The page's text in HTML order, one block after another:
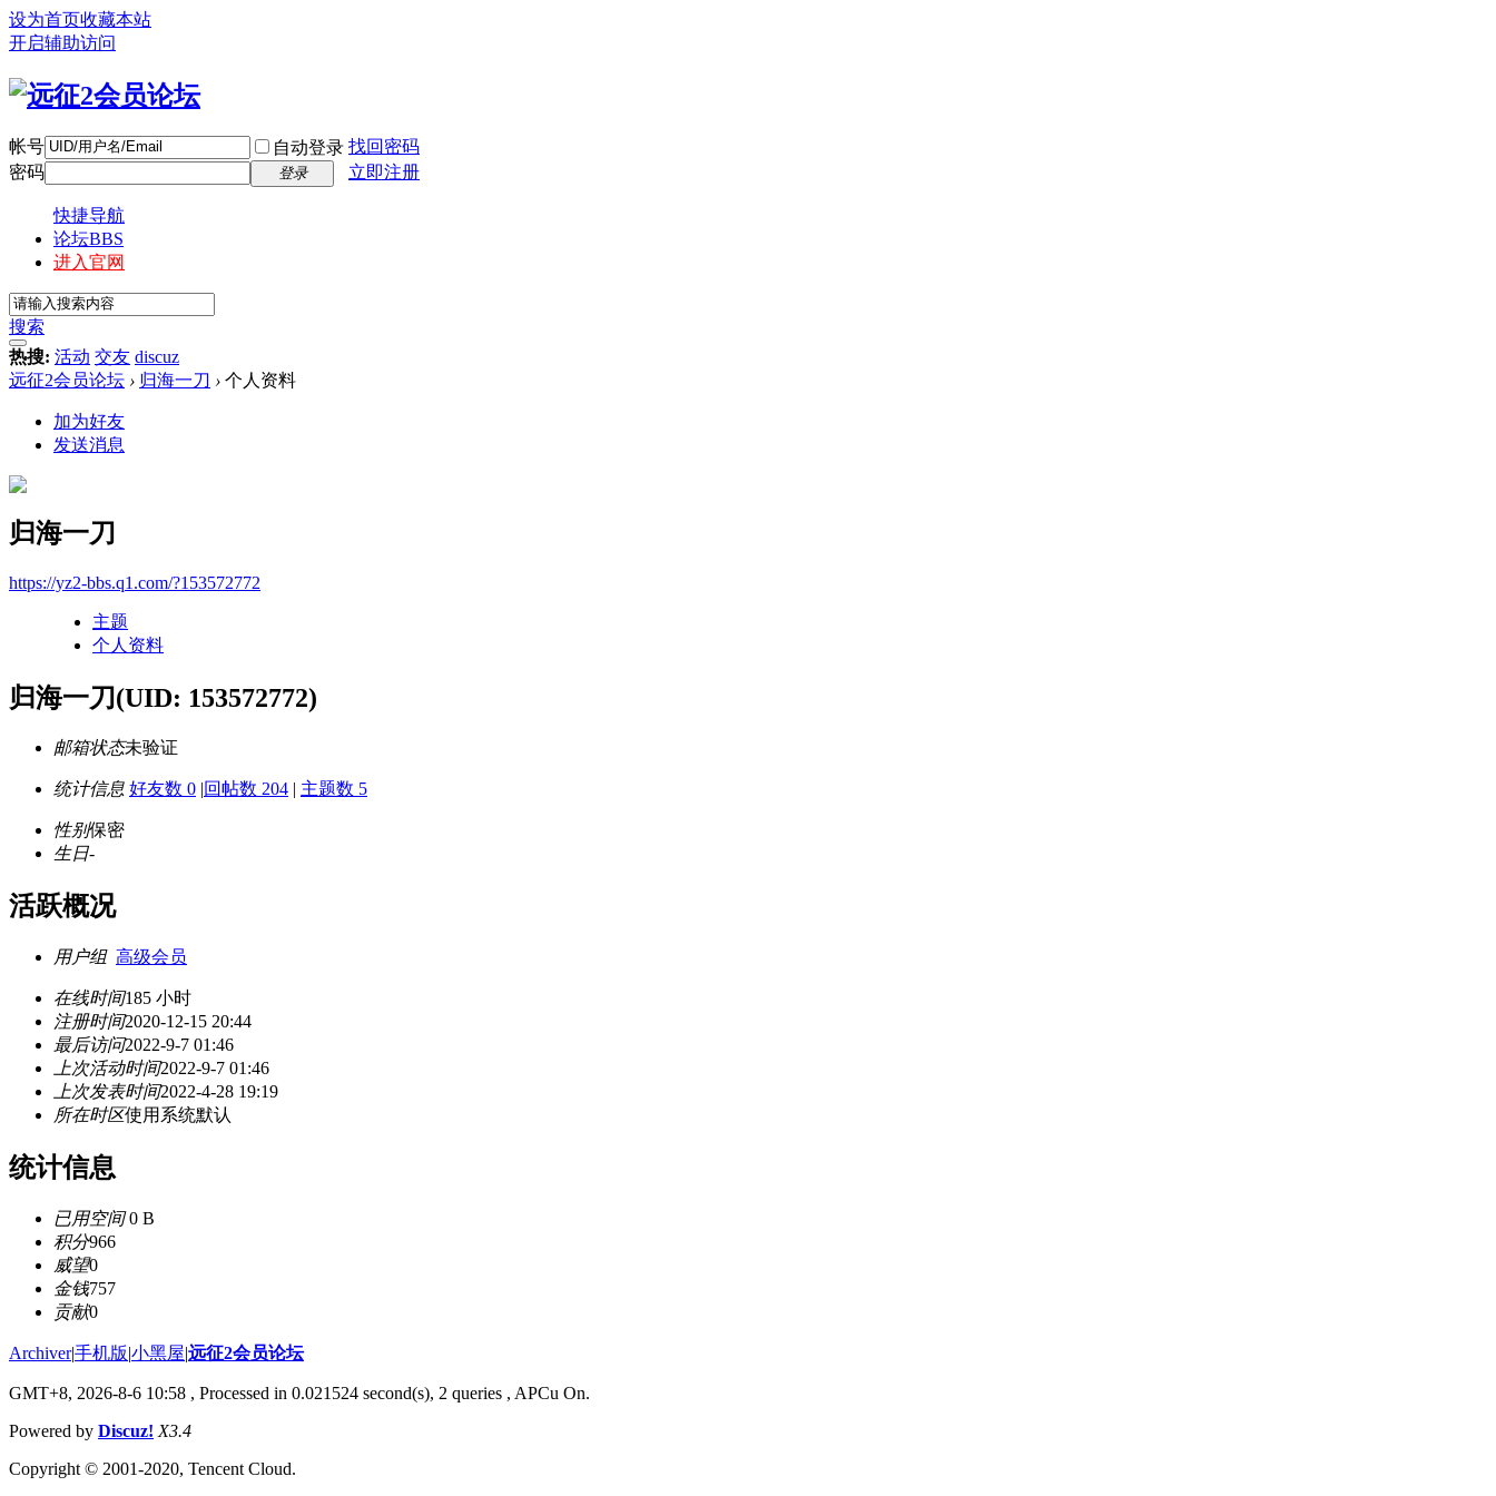
设为首页收藏本站
开启辅助访问
帐号 自动登录 找回密码
密码
登录 立即注册
快捷导航
论坛BBS
进入官网
搜索
热搜: 活动 交友 discuz
远征2会员论坛 › 归海一刀 › 个人资料
加为好友
发送消息
归海一刀
https://yz2-bbs.q1.com/?153572772
主题
个人资料
归海一刀(UID: 153572772)
邮箱状态未验证
统计信息 好友数 0 |回帖数 204 | 主题数 5
性别保密
生日-
活跃概况
用户组 高级会员
在线时间185 小时
注册时间2020-12-15 20:44
最后访问2022-9-7 01:46
上次活动时间2022-9-7 01:46
上次发表时间2022-4-28 19:19
所在时区使用系统默认
统计信息
已用空间0 B
积分966
威望0
金钱757
贡献0
Archiver|手机版|小黑屋|远征2会员论坛
GMT+8, 2026-8-6 10:58 , Processed in 0.021524 second(s), 2 queries , APCu On.
Powered by Discuz! X3.4
Copyright © 2001-2020, Tencent Cloud.